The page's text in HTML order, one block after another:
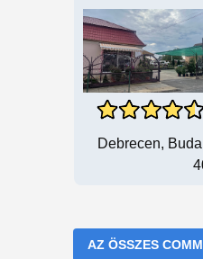
Debrecen,
AZ ÖSSZES